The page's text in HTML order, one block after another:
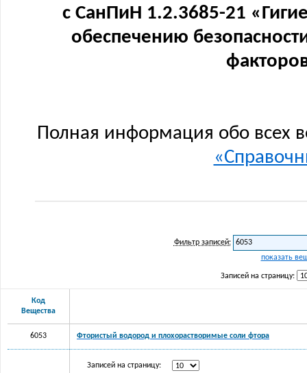
с СанПиН 1.2.3685-21
обеспечению
Полная информация обо всех
Фильтр записей:
показать
Записей на страницу:
Код
Вещества
6053 Фтористый водород и плохорастворимые соли фтора
Записей на страницу: